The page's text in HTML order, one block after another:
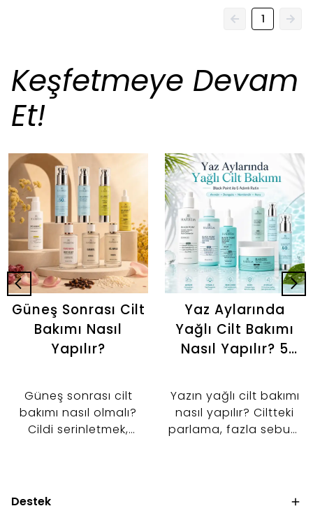
1
Keşfetmeye Devam
Et!
Güneş Sonrası Cilt
Bakımı Nasıl
Yapılır?
Güneş sonrası cilt
bakımı nasıl olmalı?
Cildi serinletmek,
nemlendirici kullanımını
Yaz Aylarında
Yağlı Cilt Bakımı
Nasıl Yapılır? 5
Bakım Rutini
Yazın yağlı cilt bakımı
nasıl yapılır? Ciltteki
parlama, fazla sebum
Destek